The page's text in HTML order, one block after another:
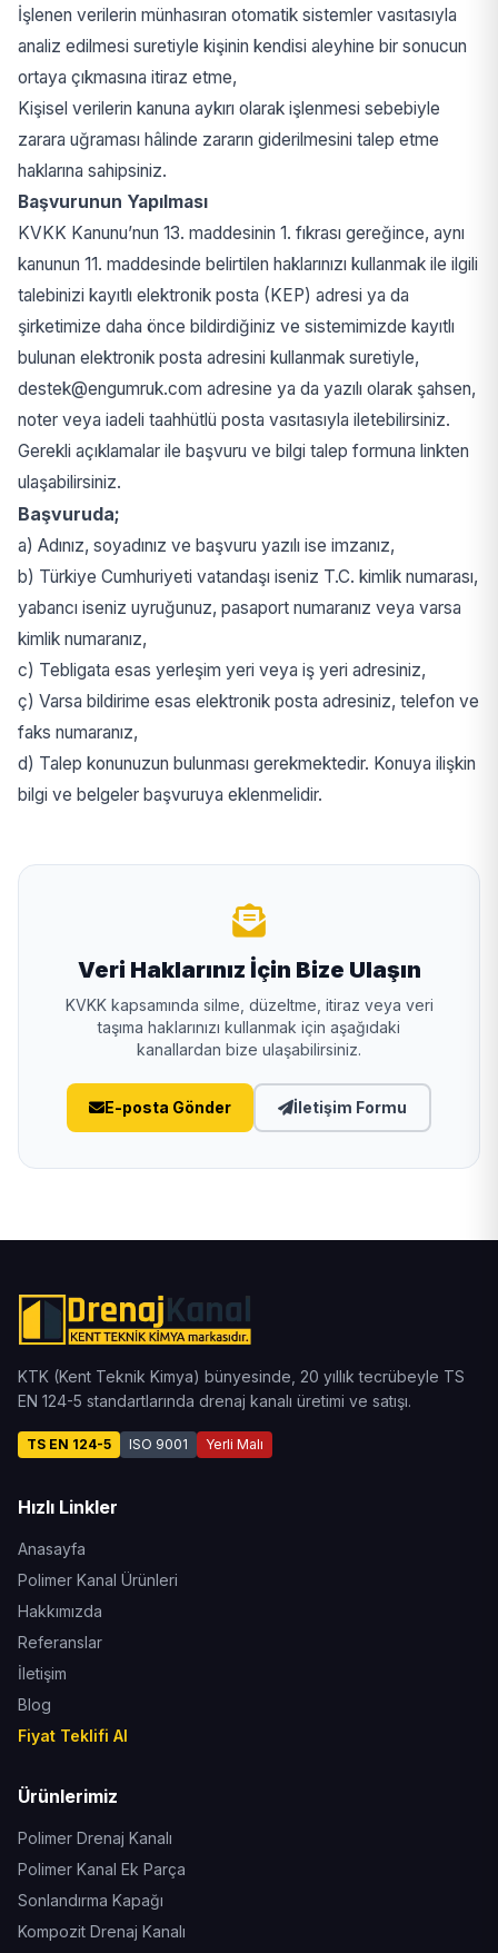
İşlenen verilerin münhasıran otomatik sistemler vasıtasıyla
analiz edilmesi suretiyle kişinin kendisi aleyhine bir sonucun
ortaya çıkmasına itiraz etme,
Kişisel verilerin kanuna aykırı olarak işlenmesi sebebiyle
zarara uğraması hâlinde zararın giderilmesini talep etme
haklarına sahipsiniz.
Başvurunun Yapılması
KVKK Kanunu’nun 13. maddesinin 1. fıkrası gereğince, aynı
kanunun 11. maddesinde belirtilen haklarınızı kullanmak ile ilgili
talebinizi kayıtlı elektronik posta (KEP) adresi ya da
şirketimize daha önce bildirdiğiniz ve sistemimizde kayıtlı
bulunan elektronik posta adresini kullanmak suretiyle,
destek@engumruk.com adresine ya da yazılı olarak şahsen,
noter veya iadeli taahhütlü posta vasıtasıyla iletebilirsiniz.
Gerekli açıklamalar ile başvuru ve bilgi talep formuna linkten
ulaşabilirsiniz.
Başvuruda;
a) Adınız, soyadınız ve başvuru yazılı ise imzanız,
b) Türkiye Cumhuriyeti vatandaşı iseniz T.C. kimlik numarası,
yabancı iseniz uyruğunuz, pasaport numaranız veya varsa
kimlik numaranız,
c) Tebligata esas yerleşim yeri veya iş yeri adresiniz,
ç) Varsa bildirime esas elektronik posta adresiniz, telefon ve
faks numaranız,
d) Talep konunuzun bulunması gerekmektedir. Konuya ilişkin
bilgi ve belgeler başvuruya eklenmelidir.
Veri Haklarınız İçin Bize Ulaşın
KVKK kapsamında silme, düzeltme, itiraz veya veri
taşıma haklarınızı kullanmak için aşağıdaki
kanallardan bize ulaşabilirsiniz.
E-posta Gönder İletişim Formu
KTK (Kent Teknik Kimya) bünyesinde, 20 yıllık tecrübeyle TS
EN 124-5 standartlarında drenaj kanalı üretimi ve satışı.
TS EN 124-5 ISO 9001 Yerli Malı
Hızlı Linkler
Anasayfa
Polimer Kanal Ürünleri
Hakkımızda
Referanslar
İletişim
Blog
Fiyat Teklifi Al
Ürünlerimiz
Polimer Drenaj Kanalı
Polimer Kanal Ek Parça
Sonlandırma Kapağı
Kompozit Drenaj Kanalı